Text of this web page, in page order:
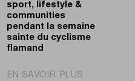
sport, lifestyle &
communities
pendant la semaine
sainte du cyclisme
flamand
EN SAVOIR PLUS